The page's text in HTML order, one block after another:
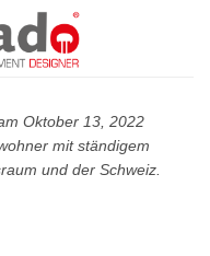
Oktober 13, 2022
mit ständigem
und der Schweiz.